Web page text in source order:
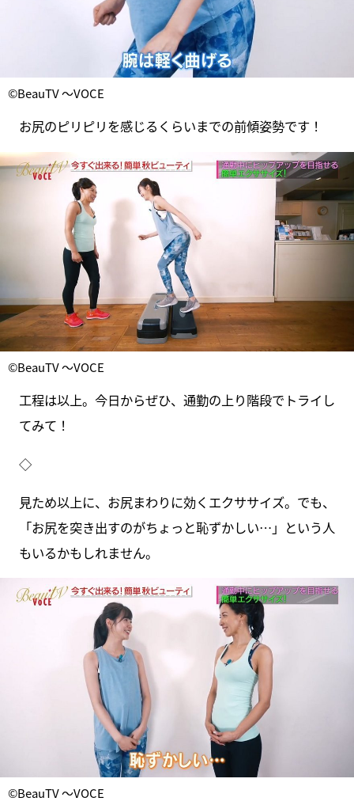
©BeauTV ～VOCE
お尻のピリピリを感じるくらいまでの前傾姿勢です！
©BeauTV ～VOCE
工程は以上。今日からぜひ、通勤の上り階段でトライし
てみて！
◇
見ため以上に、お尻まわりに効くエクササイズ。でも、
「お尻を突き出すのがちょっと恥ずかしい…」という人
もいるかもしれません。
©BeauTV ～VOCE